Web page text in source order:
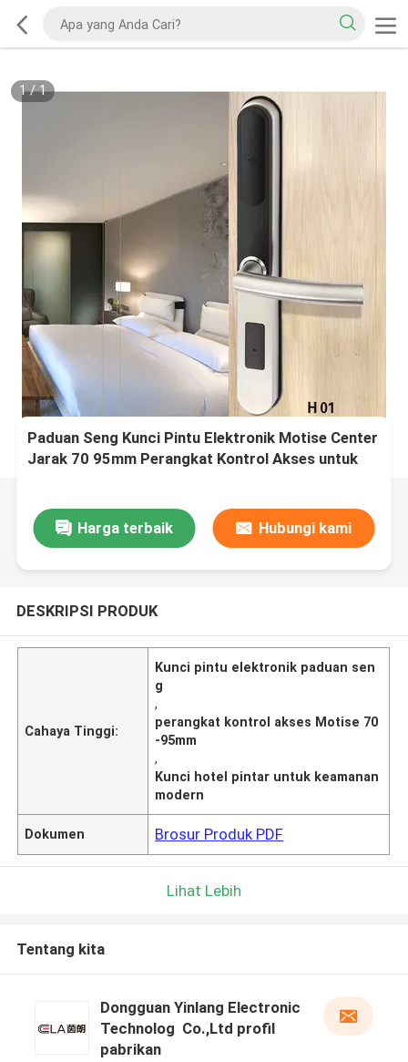
1/1
Paduan Seng Kunci Pintu Elektronik Motise Center
Jarak 70 95mm Perangkat Kontrol Akses untuk
Harga terbaik Hubungi kami
DESKRIPSI PRODUK
Cahaya Tinggi:
Kunci pintu elektronik paduan sen
g
,
perangkat kontrol akses Motise 70
-95mm
,
Kunci hotel pintar untuk keamanan
modern
Dokumen Brosur Produk PDF
Lihat Lebih
Tentang kita
Dongguan Yinlang Electronic
Technolog Co.,Ltd profil
pabrikan